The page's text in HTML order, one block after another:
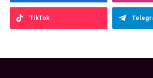
TikTok